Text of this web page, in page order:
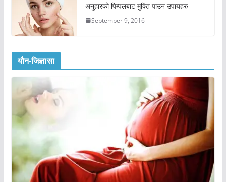
अनुहारको पिम्पलबाट मुक्ति पाउन उपायहरु
September 9, 2016
यौन-जिज्ञासा